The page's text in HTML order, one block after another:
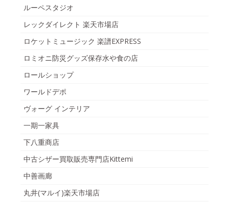
ルーペスタジオ
レックダイレクト 楽天市場店
ロケットミュージック 楽譜EXPRESS
ロミオニ防災グッズ保存水や食の店
ロールショップ
ワールドデポ
ヴォーグ インテリア
一期一家具
下八重商店
中古シザー買取販売専門店Kittemi
中善画廊
丸井(マルイ)楽天市場店